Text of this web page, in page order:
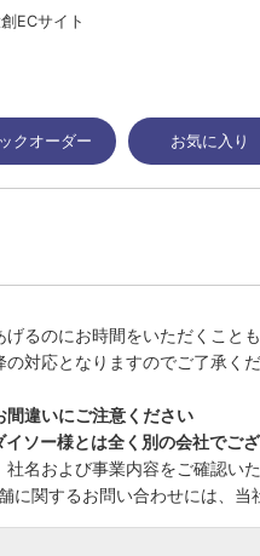
ECサイト
クオーダー お気に入り
るのにお時間をいただくことも
対応となりますのでご了承くだ
間違いにご注意ください
ソー様とは全く別の会社でござ
名および事業内容をご確認い
に関するお問い合わせには、当